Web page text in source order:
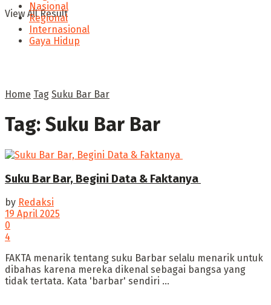
View All Result
Nasional
Regional
Internasional
Gaya Hidup
Home Tag Suku Bar Bar
Tag: Suku Bar Bar
Suku Bar Bar, Begini Data & Faktanya
by Redaksi
19 April 2025
0
4
‎FAKTA menarik tentang suku Barbar selalu menarik untuk
dibahas karena mereka dikenal sebagai bangsa yang
tidak tertata. Kata 'barbar' sendiri ...